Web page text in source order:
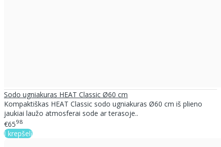
Sodo ugniakuras HEAT Classic Ø60 cm
Kompaktiškas HEAT Classic sodo ugniakuras Ø60 cm iš plieno
jaukiai laužo atmosferai sode ar terasoje..
€6598
Į krepšelį